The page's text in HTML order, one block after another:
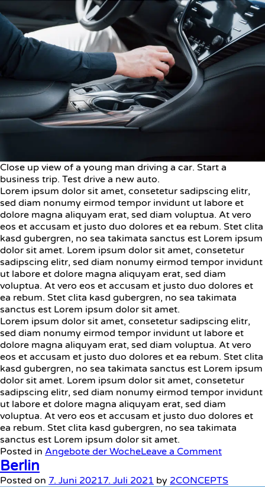
Close up view of a young man driving a car. Start a
business trip. Test drive a new auto.
Lorem ipsum dolor sit amet, consetetur sadipscing elitr,
sed diam nonumy eirmod tempor invidunt ut labore et
dolore magna aliquyam erat, sed diam voluptua. At vero
eos et accusam et justo duo dolores et ea rebum. Stet clita
kasd gubergren, no sea takimata sanctus est Lorem ipsum
dolor sit amet. Lorem ipsum dolor sit amet, consetetur
sadipscing elitr, sed diam nonumy eirmod tempor invidunt
ut labore et dolore magna aliquyam erat, sed diam
voluptua. At vero eos et accusam et justo duo dolores et
ea rebum. Stet clita kasd gubergren, no sea takimata
sanctus est Lorem ipsum dolor sit amet.
Lorem ipsum dolor sit amet, consetetur sadipscing elitr,
sed diam nonumy eirmod tempor invidunt ut labore et
dolore magna aliquyam erat, sed diam voluptua. At vero
eos et accusam et justo duo dolores et ea rebum. Stet clita
kasd gubergren, no sea takimata sanctus est Lorem ipsum
dolor sit amet. Lorem ipsum dolor sit amet, consetetur
sadipscing elitr, sed diam nonumy eirmod tempor invidunt
ut labore et dolore magna aliquyam erat, sed diam
voluptua. At vero eos et accusam et justo duo dolores et
ea rebum. Stet clita kasd gubergren, no sea takimata
sanctus est Lorem ipsum dolor sit amet.
Posted in Angebote der WocheLeave a Comment
Berlin
Posted on 7. Juni 20217. Juli 2021 by 2CONCEPTS